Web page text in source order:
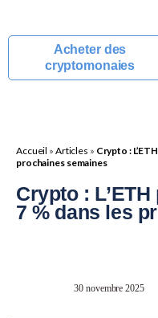
Acheter des
cryptomonaies
Accueil » Articles » Crypto :
prochaines semaines
Crypto :
7 % dans les
30 novembre 2025